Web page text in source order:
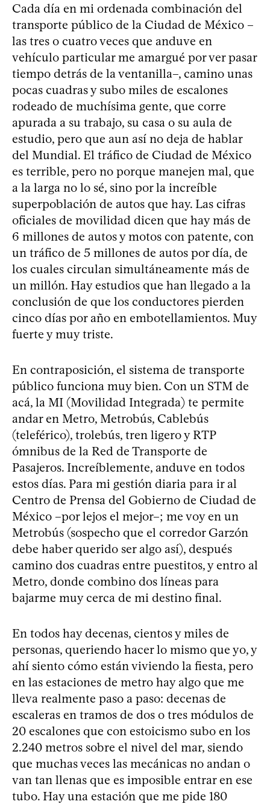
Cada día en mi ordenada combinación del
transporte público de la Ciudad de México –
las tres o cuatro veces que anduve en
vehículo particular me amargué por ver pasar
tiempo detrás de la ventanilla–, camino unas
pocas cuadras y subo miles de escalones
rodeado de muchísima gente, que corre
apurada a su trabajo, su casa o su aula de
estudio, pero que aun así no deja de hablar
del Mundial. El tráfico de Ciudad de México
es terrible, pero no porque manejen mal, que
a la larga no lo sé, sino por la increíble
superpoblación de autos que hay. Las cifras
oficiales de movilidad dicen que hay más de
6 millones de autos y motos con patente, con
un tráfico de 5 millones de autos por día, de
los cuales circulan simultáneamente más de
un millón. Hay estudios que han llegado a la
conclusión de que los conductores pierden
cinco días por año en embotellamientos. Muy
fuerte y muy triste.
En contraposición, el sistema de transporte
público funciona muy bien. Con un STM de
acá, la MI (Movilidad Integrada) te permite
andar en Metro, Metrobús, Cablebús
(teleférico), trolebús, tren ligero y RTP
ómnibus de la Red de Transporte de
Pasajeros. Increíblemente, anduve en todos
estos días. Para mi gestión diaria para ir al
Centro de Prensa del Gobierno de Ciudad de
México –por lejos el mejor–; me voy en un
Metrobús (sospecho que el corredor Garzón
debe haber querido ser algo así), después
camino dos cuadras entre puestitos, y entro al
Metro, donde combino dos líneas para
bajarme muy cerca de mi destino final.
En todos hay decenas, cientos y miles de
personas, queriendo hacer lo mismo que yo, y
ahí siento cómo están viviendo la fiesta, pero
en las estaciones de metro hay algo que me
lleva realmente paso a paso: decenas de
escaleras en tramos de dos o tres módulos de
20 escalones que con estoicismo subo en los
2.240 metros sobre el nivel del mar, siendo
que muchas veces las mecánicas no andan o
van tan llenas que es imposible entrar en ese
tubo. Hay una estación que me pide 180